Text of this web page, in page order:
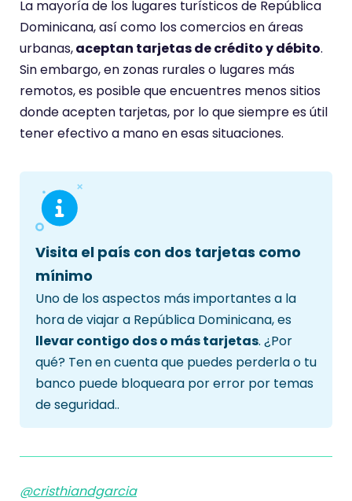
o
t
i
e
n
e
u
n
u
a
c
i
ó
n
d
La mayoría de los lugares turísticos de República
Dominicana, así como los comercios en áreas
urbanas,aceptan tarjetas de crédito y débito.
Sin embargo, en zonas rurales o lugares más
remotos, es posible que encuentres menos sitios
donde acepten tarjetas, por lo que siempre es útil
tener efectivo a mano en esas situaciones.
Visita el país con dos tarjetas como
mínimo
Uno de los aspectos más importantes a la
hora de viajar a República Dominicana, es
llevar contigo dos o más tarjetas. ¿Por
qué? Ten en cuenta que puedes perderla o tu
banco puede bloqueara por error por temas
de seguridad..
@cristhiandgarcia